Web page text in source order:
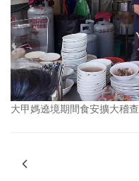
大甲媽遶境期間食安擴大稽查